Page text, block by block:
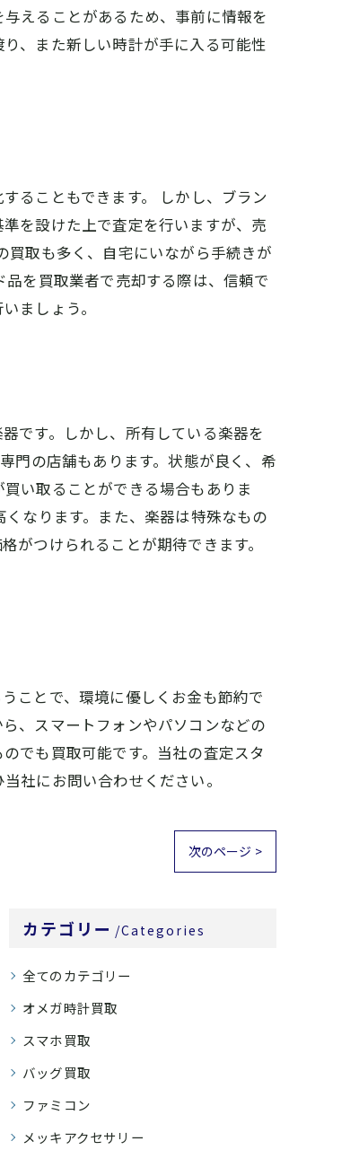
えることがあるため、事前に情報を
、また新しい時計が手に入る可能性
ることもできます。 しかし、ブラン
を設けた上で査定を行いますが、売
取も多く、自宅にいながら手続きが
を買取業者で売却する際は、信頼で
ましょう。
です。しかし、所有している楽器を
門の店舗もあります。状態が良く、希
い取ることができる場合もありま
なります。また、楽器は特殊なもの
がつけられることが期待できます。
ことで、環境に優しくお金も節約で
、スマートフォンやパソコンなどの
でも買取可能です。当社の査定スタ
社にお問い合わせください。
次のページ >
カテゴリー Categories
全てのカテゴリー
オメガ時計買取
スマホ買取
バッグ買取
ファミコン
メッキアクセサリー